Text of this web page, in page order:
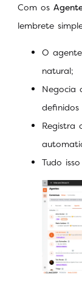
Com os
lembrete
O
natural;
Negocia
definidos
Registra
Tudo